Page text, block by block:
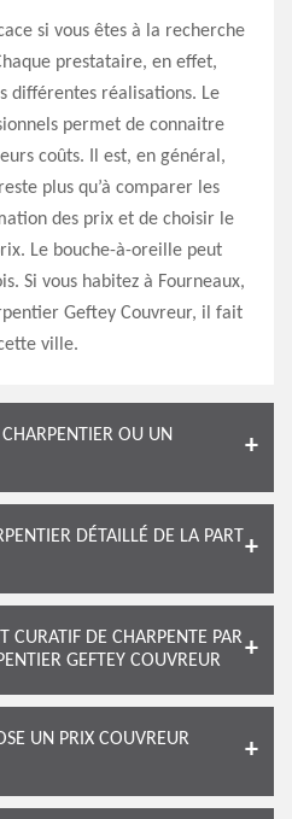
si vous êtes à la recherche
prestataire, en effet,
différentes réalisations. Le
permet de connaitre
coûts. Il est, en général,
plus qu’à comparer les
des prix et de choisir le
Le bouche-à-oreille peut
Si vous habitez à Fourneaux,
Geftey Couvreur, il fait
ville.
OU UN
DÉTAILLÉ DE LA PART
CURATIF DE CHARPENTE PAR
GEFTEY COUVREUR
UN PRIX COUVREUR